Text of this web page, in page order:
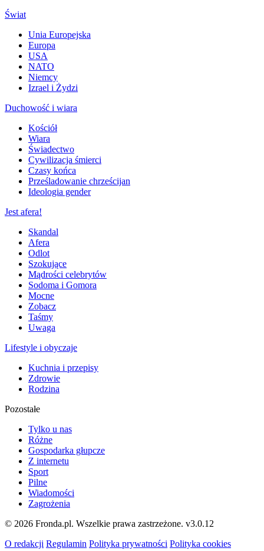
Świat
Unia Europejska
Europa
USA
NATO
Niemcy
Izrael i Żydzi
Duchowość i wiara
Kościół
Wiara
Świadectwo
Cywilizacja śmierci
Czasy końca
Prześladowanie chrześcijan
Ideologia gender
Jest afera!
Skandal
Afera
Odlot
Szokujące
Mądrości celebrytów
Sodoma i Gomora
Mocne
Zobacz
Taśmy
Uwaga
Lifestyle i obyczaje
Kuchnia i przepisy
Zdrowie
Rodzina
Pozostałe
Tylko u nas
Różne
Gospodarka głupcze
Z internetu
Sport
Pilne
Wiadomości
Zagrożenia
© 2026 Fronda.pl. Wszelkie prawa zastrzeżone. v3.0.12
O redakcji Regulamin Polityka prywatności Polityka cookies